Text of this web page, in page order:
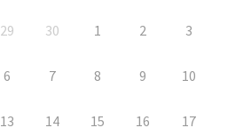
29 30 1 2 3
6 7 8 9 10
13 14 15 16 17